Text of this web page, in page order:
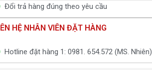
Đổi trả hàng đúng theo yêu cầu
HỆ NHÂN VIÊN ĐẶT HÀNG
Hotline đặt hàng 1: 0981. 654.572 (MS. Nhiên)